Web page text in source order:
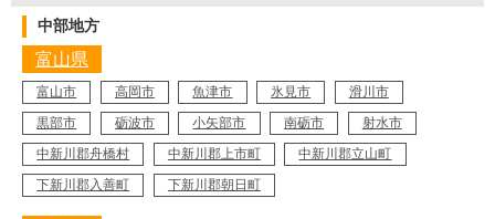
中部地方
富山県
富山市 高岡市 魚津市 氷見市
滑川市
黒部市
砺波市 小矢部市 南砺市
射水市
中新川郡舟橋村
中新川郡上市町
中新川郡立山町
下新川郡入善町
下新川郡朝日町